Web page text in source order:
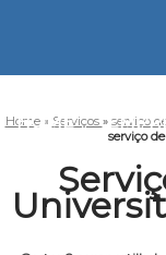
HOME
Home » Serviços » serviço
serviço